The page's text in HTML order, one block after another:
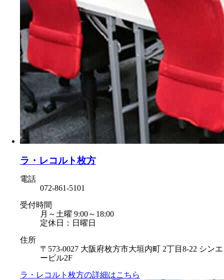
ラ・レコルト枚方
電話
072-861-5101
受付時間
月～土曜 9:00～18:00
定休日：日曜日
住所
〒573-0027 大阪府枚方市大垣内町 2丁目8-22 シンエ
ービル2F
ラ・レコルト枚方の詳細はこちら